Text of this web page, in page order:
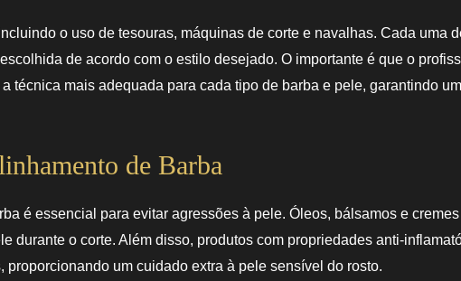
o uso de tesouras, máquinas de corte e navalhas. Cada uma
de acordo com o estilo desejado. O importante é que o
técnica mais adequada para cada tipo de barba e pele, garantindo um
de Barba
é essencial para evitar agressões à pele. Óleos, bálsamos e cremes
durante o corte. Além disso, produtos com propriedades anti-
um cuidado extra à pele sensível do rosto.